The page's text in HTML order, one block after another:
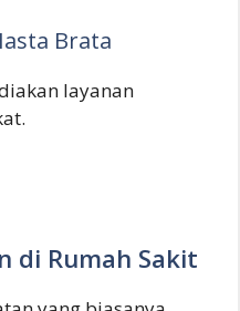
Brata
layanan
di Rumah Sakit